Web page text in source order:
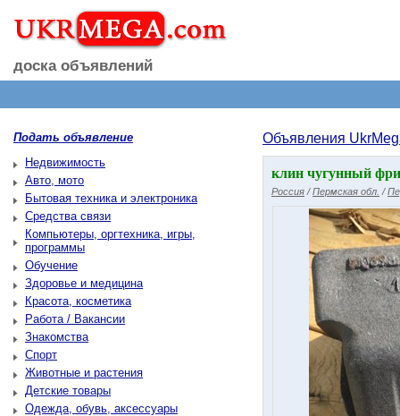
доска объявлений
Подать объявление
Недвижимость
Авто, мото
Бытовая техника и электроника
Средства связи
Компьютеры, оргтехника, игры,
программы
Обучение
Здоровье и медицина
Красота, косметика
Работа / Вакансии
Знакомства
Спорт
Животные и растения
Детские товары
Одежда, обувь, аксессуары
Объявления
клин чугунный
Россия /Пермская обл. /